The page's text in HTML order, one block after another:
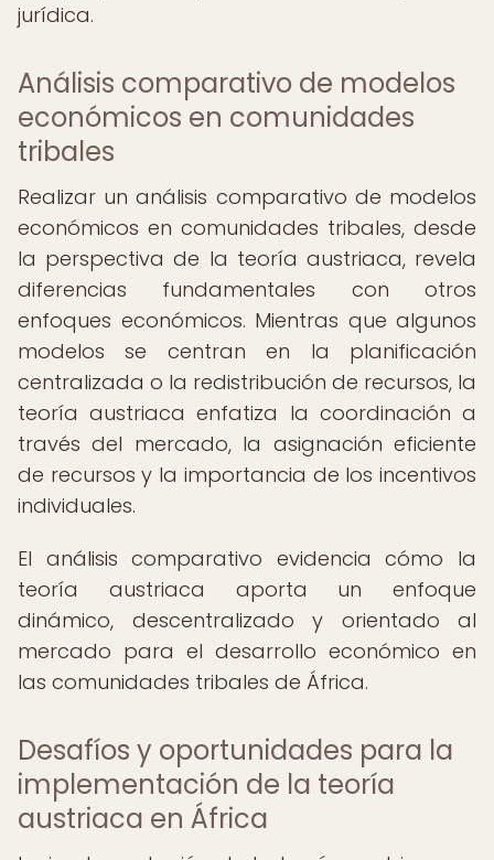
jurídica.
Análisis comparativo de modelos
económicos en comunidades
tribales
Realizar un análisis comparativo de modelos
económicos en comunidades tribales, desde
la perspectiva de la teoría austriaca, revela
diferencias fundamentales con otros
enfoques económicos. Mientras que algunos
modelos se centran en la planificación
centralizada o la redistribución de recursos, la
teoría austriaca enfatiza la coordinación a
través del mercado, la asignación eficiente
de recursos y la importancia de los incentivos
individuales.
El análisis comparativo evidencia cómo la
teoría austriaca aporta un enfoque
dinámico, descentralizado y orientado al
mercado para el desarrollo económico en
las comunidades tribales de África.
Desafíos y oportunidades para la
implementación de la teoría
austriaca en África